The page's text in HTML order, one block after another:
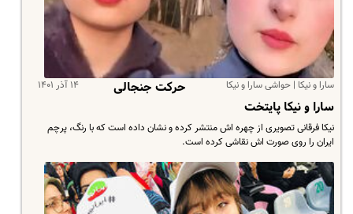
سارا و نیکا | حواشی سارا و نیکا ۱۴ آذر ۱۴۰۱
حرکت جنجالی
سارا و نیکا پایتخت
نیکا فرقانی تصویری از چهره اش منتشر کرده و نشان داده است که با رنگ، پرچم
ایران را روی صورت اش نقاشی کرده است.